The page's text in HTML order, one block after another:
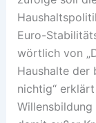
Euro-
wörtlich von
Haushalte der
nichtig“